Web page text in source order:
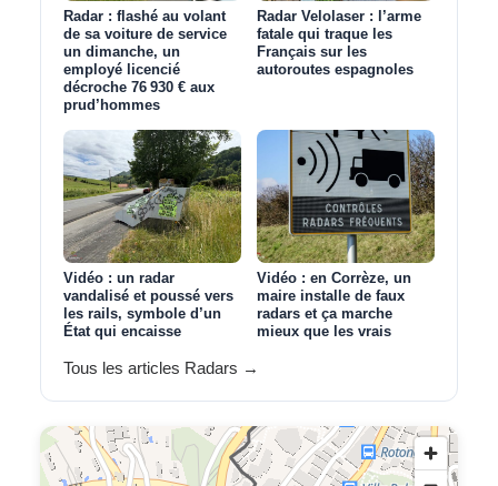
Radar : flashé au volant
de sa voiture de service
un dimanche, un
employé licencié
décroche 76 930 € aux
prud’hommes
Radar Velolaser : l’arme
fatale qui traque les
Français sur les
autoroutes espagnoles
Vidéo : un radar
vandalisé et poussé vers
les rails, symbole d’un
État qui encaisse
Vidéo : en Corrèze, un
maire installe de faux
radars et ça marche
mieux que les vrais
Tous les articles Radars →